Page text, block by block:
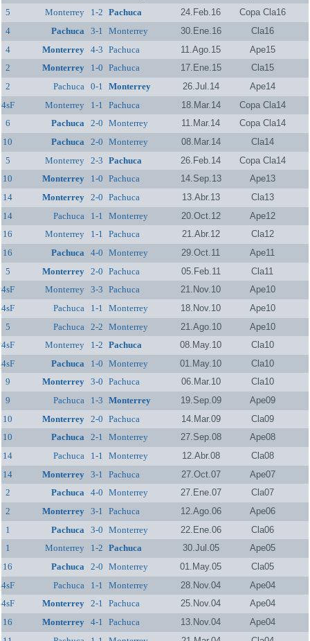
5
Monterrey 1-2 Pachuca 24.Feb.16
Copa Cla16
4
Pachuca 3-1 Monterrey 30.Ene.16
Cla16
4
Monterrey 4-3 Pachuca 11.Ago.15
Ape15
2
Monterrey 1-0 Pachuca 17.Ene.15
Cla15
2
Pachuca 0-1 Monterrey 26.Jul.14
Ape14
4sF
Monterrey 1-1 Pachuca 18.Mar.14
Copa Cla14
6
Pachuca 2-0 Monterrey 11.Mar.14
Copa Cla14
10
Pachuca 2-0 Monterrey 08.Mar.14
Cla14
5
Monterrey 2-3 Pachuca 26.Feb.14
Copa Cla14
10
Monterrey 1-0 Pachuca 14.Sep.13
Ape13
14
Monterrey 2-0 Pachuca 13.Abr.13
Cla13
14
Pachuca 1-1 Monterrey 20.Oct.12
Ape12
16
Monterrey 1-1 Pachuca 21.Abr.12
Cla12
16
Pachuca 4-0 Monterrey 29.Oct.11
Ape11
5
Monterrey 2-0 Pachuca 05.Feb.11
Cla11
4sF
Monterrey 3-3 Pachuca 21.Nov.10
Ape10
4sF
Pachuca 1-1 Monterrey 18.Nov.10
Ape10
5
Pachuca 2-2 Monterrey 21.Ago.10
Ape10
4sF
Monterrey 1-2 Pachuca 08.May.10
Cla10
4sF
Pachuca 1-0 Monterrey 01.May.10
Cla10
9
Monterrey 3-0 Pachuca 06.Mar.10
Cla10
9
Pachuca 1-3 Monterrey 19.Sep.09
Ape09
10
Monterrey 2-0 Pachuca 14.Mar.09
Cla09
10
Pachuca 2-1 Monterrey 27.Sep.08
Ape08
14
Pachuca 1-1 Monterrey 12.Abr.08
Cla08
14
Monterrey 3-1 Pachuca 27.Oct.07
Ape07
2
Pachuca 4-0 Monterrey 27.Ene.07
Cla07
2
Monterrey 3-1 Pachuca 12.Ago.06
Ape06
1
Pachuca 3-0 Monterrey 22.Ene.06
Cla06
1
Monterrey 1-2 Pachuca 30.Jul.05
Ape05
16
Pachuca 2-0 Monterrey 01.May.05
Cla05
4sF
Pachuca 1-1 Monterrey 28.Nov.04
Ape04
4sF
Monterrey 2-1 Pachuca 25.Nov.04
Ape04
16
Monterrey 4-1 Pachuca 13.Nov.04
Ape04